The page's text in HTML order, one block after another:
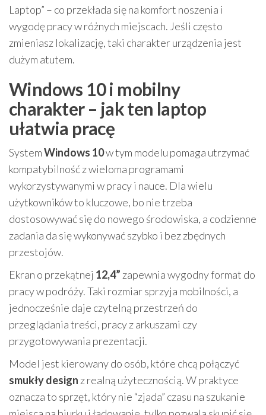
Laptop” – co przekłada się na komfort noszenia i
wygodę pracy w różnych miejscach. Jeśli często
zmieniasz lokalizację, taki charakter urządzenia jest
dużym atutem.
Windows 10 i mobilny
charakter – jak ten laptop
ułatwia pracę
SystemWindows 10w tym modelu pomaga utrzymać
kompatybilność z wieloma programami
wykorzystywanymi w pracy i nauce. Dla wielu
użytkowników to kluczowe, bo nie trzeba
dostosowywać się do nowego środowiska, a codzienne
zadania da się wykonywać szybko i bez zbędnych
przestojów.
Ekran o przekątnej 12,4” zapewnia wygodny format do
pracy w podróży. Taki rozmiar sprzyja mobilności, a
jednocześnie daje czytelną przestrzeń do
przeglądania treści, pracy z arkuszami czy
przygotowywania prezentacji.
Model jest kierowany do osób, które chcą połączyć
smukły design z realną użytecznością. W praktyce
oznacza to sprzęt, który nie “zjada” czasu na szukanie